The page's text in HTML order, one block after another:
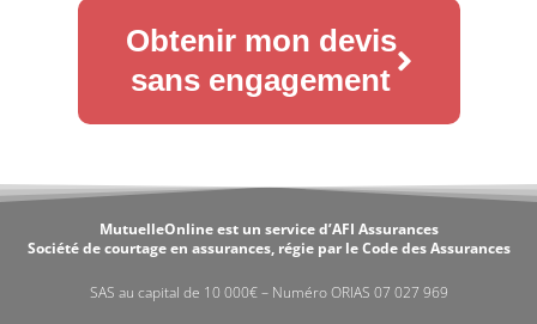
Obtenir mon devis
sans engagement
MutuelleOnline est un service d’AFI Assurances
Société de courtage en assurances, régie par le Code des Assurances
SAS au capital de 10 000€ – Numéro ORIAS 07 027 969